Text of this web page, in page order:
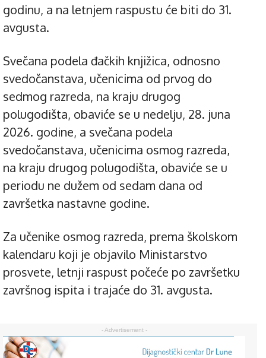
godinu, a na letnjem raspustu će biti do 31.
avgusta.
Svečana podela đačkih knjižica, odnosno
svedočanstava, učenicima od prvog do
sedmog razreda, na kraju drugog
polugodišta, obaviće se u nedelju, 28. juna
2026. godine, a svečana podela
svedočanstava, učenicima osmog razreda,
na kraju drugog polugodišta, obaviće se u
periodu ne dužem od sedam dana od
završetka nastavne godine.
Za učenike osmog razreda, prema školskom
kalendaru koji je objavilo Ministarstvo
prosvete, letnji raspust počeće po završetku
završnog ispita i trajaće do 31. avgusta.
- Advertisement -